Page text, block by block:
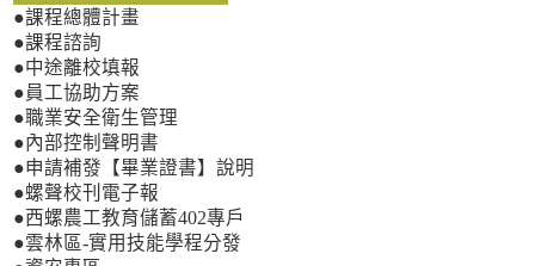
●課程總體計畫
●課程諮詢
●中途離校填報
●員工協助方案
●職業安全衛生管理
●內部控制聲明書
●申請補發【畢業證書】說明
●螺聲校刊電子報
●西螺農工教育儲蓄402專戶
●雲林區-實用技能學程分發